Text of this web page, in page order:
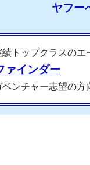
ヤフー
トップクラスの
ァインダー
ベンチャー志望の方